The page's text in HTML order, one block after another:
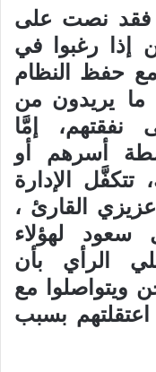
أما بخصوص القاعدة 114 فقد نصت على
إذا رغبوا في
حفظ النظام
ما يريدون من
إمَّا
أسرهم أو
الإدارة
القارئ ،
لهؤلاء
الرأي بأن
ويتواصلوا مع
بسبب